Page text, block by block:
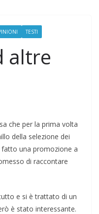
TESTI
altre
che per la prima volta
della selezione dei
una promozione a
di raccontare
e si è trattato di un
è stato interessante.